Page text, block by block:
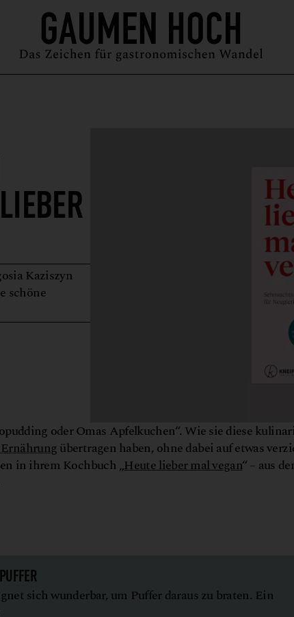
MAGAZIN GUIDE PODCAST ÜBER UNS SYMPOSIUM
Kaziszyn
schöne
oder Omas Apfelkuchen“. Wie sie diese
übertragen haben, ohne dabei auf etwas
in ihrem Kochbuch „Heute lieber mal vegan“ – aus
sich wunderbar, um Puffer daraus zu braten. Ein